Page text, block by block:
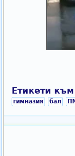
Етикети
гимназия бал